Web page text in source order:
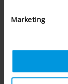
Marketing
Konzept